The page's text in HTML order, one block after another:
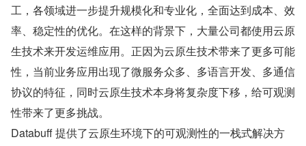
工，各领域进一步提升规模化和专业化，全面达到成本、效
率、稳定性的优化。在这样的背景下，大量公司都使用云原
生技术来开发运维应用。正因为云原生技术带来了更多可能
性，当前业务应用出现了微服务众多、多语言开发、多通信
协议的特征，同时云原生技术本身将复杂度下移，给可观测
性带来了更多挑战。
Databuff 提供了云原生环境下的可观测性的一栈式解决方